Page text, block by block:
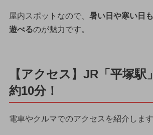
屋内スポットなので、 暑い日や寒い日
遊べるのが魅力です。
【アクセス】JR「平塚駅
約10分！
電車やクルマでのアクセスを紹介します